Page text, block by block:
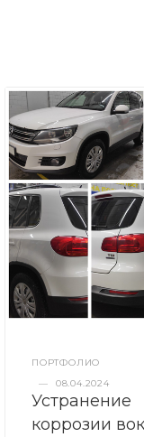
ПОРТФОЛИО
—
08.04.2024
Устранение
коррозии